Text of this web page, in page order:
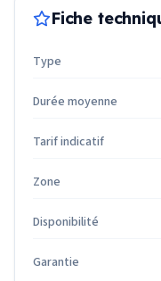
Fiche
Type
Durée moyenne
Tarif indicatif
Zone
Disponibilité
Garantie